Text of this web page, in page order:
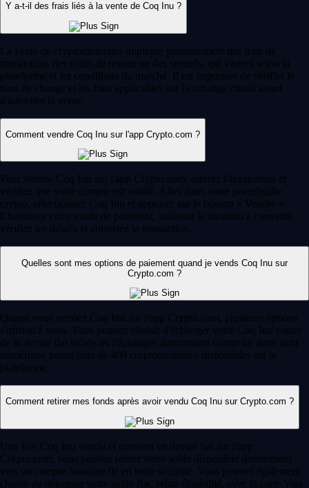
Y a-t-il des frais liés à la vente de Coq Inu ?
La vente de cryptomonnaies implique généralement des frais de
transaction, des coûts de réseau ou des spreads, qui varient selon la
plateforme et les conditions du marché. Il est important de vérifier le
taux de change et les frais applicables sur l'exchange choisi avant
d'autoriser la vente.
Comment vendre Coq Inu sur l'app Crypto.com ?
Pour vendre Coq Inu sur l'app Crypto.com, ouvrez l'application et
vérifiez que votre compte est validé. Allez dans votre portefeuille
crypto, sélectionnez Coq Inu et appuyez sur le bouton « Vendre ».
Choisissez votre mode de paiement, saisissez le montant à convertir,
vérifiez les détails et autorisez la transaction.
Quelles sont mes options de paiement quand je vends Coq Inu sur
Crypto.com ?
Quand vous vendez Coq Inu sur l'app Crypto.com, plusieurs options
s'offrent à vous. Vous pouvez choisir d'échanger votre Coq Inu contre
de la devise fiat locale ou l'échanger directement contre un autre actif
numérique parmi plus de 400 cryptomonnaies disponibles sur la
plateforme.
Comment retirer mes fonds après avoir vendu Coq Inu sur Crypto.com ?
Une fois Coq Inu vendu et converti en devise fiat sur l'app
Crypto.com, vous pouvez retirer votre solde disponible directement
vers un compte bancaire lié en toute sécurité. Vous pouvez également
choisir de dépenser votre solde fiat, selon éligibilité, avec la carte Visa